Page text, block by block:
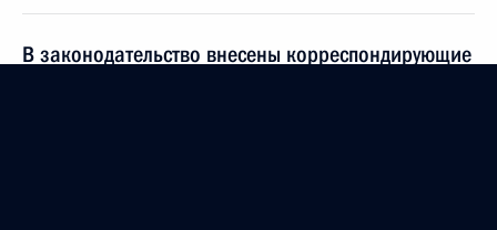
В законодательство внесены корреспондирующие